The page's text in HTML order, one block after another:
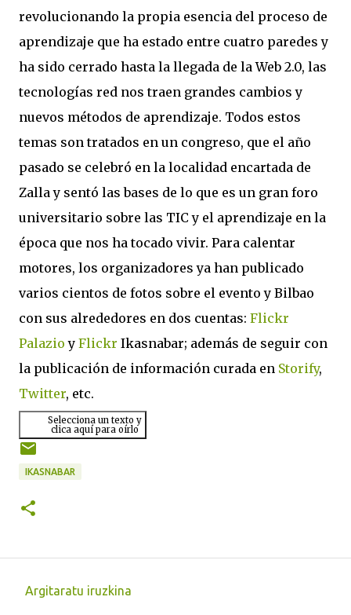
revolucionando la propia esencia del proceso de
aprendizaje que ha estado entre cuatro paredes y
ha sido cerrado hasta la llegada de la Web 2.0, las
tecnologías red nos traen grandes cambios y
nuevos métodos de aprendizaje. Todos estos
temas son tratados en un congreso, que el año
pasado se celebró en la localidad encartada de
Zalla y sentó las bases de lo que es un gran foro
universitario sobre las TIC y el aprendizaje en la
época que nos ha tocado vivir. Para calentar
motores, los organizadores ya han publicado
varios cientos de fotos sobre el evento y Bilbao
con sus alrededores en dos cuentas: Flickr
Palazio y Flickr Ikasnabar; además de seguir con
la publicación de información curada en Storify,
Twitter, etc.
Selecciona un texto y
clica aquí para oírlo
IKASNABAR
Argitaratu iruzkina